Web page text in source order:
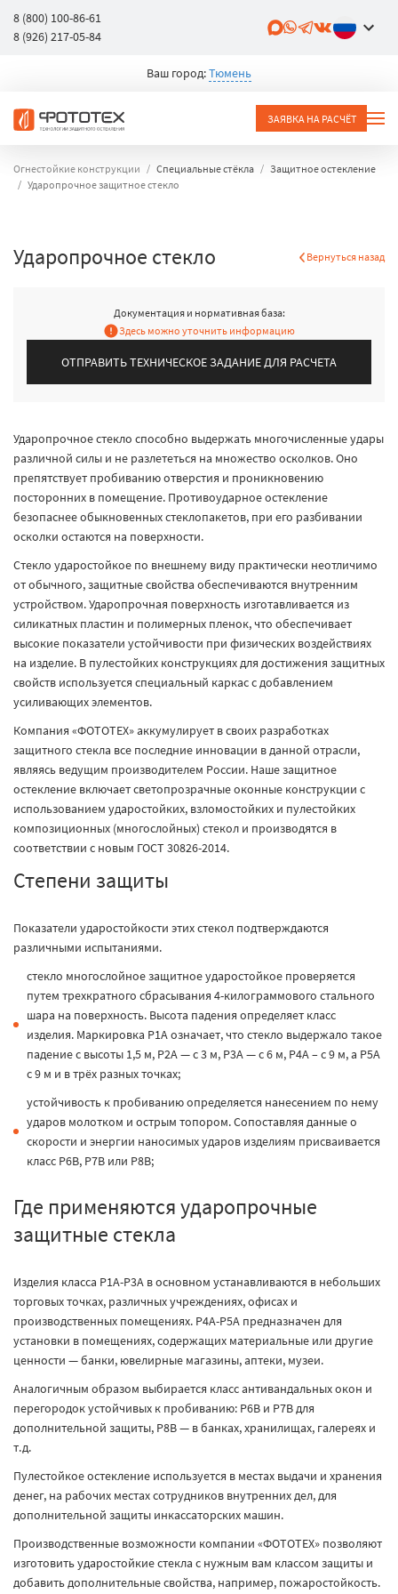
8 (800) 100-86-61
8 (926) 217-05-84
Ваш город:Тюмень
ЗАЯВКА НА РАСЧЁТ
Огнестойкие конструкции Специальные стёкла
Защитное остекление
Ударопрочное защитное стекло
Ударопрочное стекло Вернуться назад
Документация и нормативная база:
Здесь можно уточнить информацию
ОТПРАВИТЬ ТЕХНИЧЕСКОЕ ЗАДАНИЕ ДЛЯ РАСЧЕТА
Ударопрочное стекло способно выдержать многочисленные удары
различной силы и не разлететься на множество осколков. Оно
препятствует пробиванию отверстия и проникновению
посторонних в помещение. Противоударное остекление
безопаснее обыкновенных стеклопакетов, при его разбивании
осколки остаются на поверхности.
Стекло ударостойкое по внешнему виду практически неотличимо
от обычного, защитные свойства обеспечиваются внутренним
устройством. Ударопрочная поверхность изготавливается из
силикатных пластин и полимерных пленок, что обеспечивает
высокие показатели устойчивости при физических воздействиях
на изделие. В пулестойких конструкциях для достижения защитных
свойств используется специальный каркас с добавлением
усиливающих элементов.
Компания «ФОТОТЕХ» аккумулирует в своих разработках
защитного стекла все последние инновации в данной отрасли,
являясь ведущим производителем России. Наше защитное
остекление включает светопрозрачные оконные конструкции с
использованием ударостойких, взломостойких и пулестойких
композиционных (многослойных) стекол и производятся в
соответствии с новым ГОСТ 30826-2014.
Степени защиты
Показатели ударостойкости этих стекол подтверждаются
различными испытаниями.
стекло многослойное защитное ударостойкое проверяется
путем трехкратного сбрасывания 4-килограммового стального
шара на поверхность. Высота падения определяет класс
изделия. Маркировка Р1А означает, что стекло выдержало такое
падение с высоты 1,5 м, Р2А — с 3 м, Р3А — с 6 м, Р4А – с 9 м, а Р5А
с 9 м и в трёх разных точках;
устойчивость к пробиванию определяется нанесением по нему
ударов молотком и острым топором. Сопоставляя данные о
скорости и энергии наносимых ударов изделиям присваивается
класс Р6В, Р7В или Р8В;
Где применяются ударопрочные
защитные стекла
Изделия класса Р1А-Р3А в основном устанавливаются в небольших
торговых точках, различных учреждениях, офисах и
производственных помещениях. Р4А-Р5А предназначен для
установки в помещениях, содержащих материальные или другие
ценности — банки, ювелирные магазины, аптеки, музеи.
Аналогичным образом выбирается класс антивандальных окон и
перегородок устойчивых к пробиванию: Р6В и Р7В для
дополнительной защиты, Р8В — в банках, хранилищах, галереях и
т.д.
Пулестойкое остекление используется в местах выдачи и хранения
денег, на рабочих местах сотрудников внутренних дел, для
дополнительной защиты инкассаторских машин.
Производственные возможности компании «ФОТОТЕХ» позволяют
изготовить ударостойкие стекла с нужным вам классом защиты и
добавить дополнительные свойства, например, пожаростойкость.